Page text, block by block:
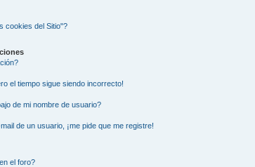
cookies del Sitio"?
el tiempo sigue siendo incorrecto!
de mi nombre de usuario?
de un usuario, ¡me pide que me registre!
el foro?